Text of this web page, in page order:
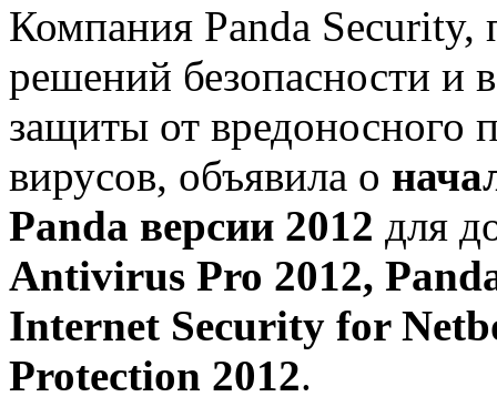
Компания Panda Security,
решений безопасности и
защиты от вредоносного
вирусов, объявила о
Panda версии 2012 для
Antivirus Pro 2012,
Internet Security for
Protection 2012.